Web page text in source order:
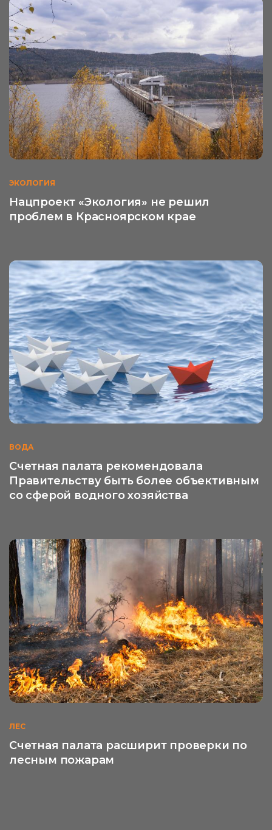
ЭКОЛОГИЯ
Нацпроект «Экология» не решил
проблем в Красноярском крае
ВОДА
Счетная палата рекомендовала
Правительству быть более объективным
со сферой водного хозяйства
ЛЕС
Счетная палата расширит проверки по
лесным пожарам